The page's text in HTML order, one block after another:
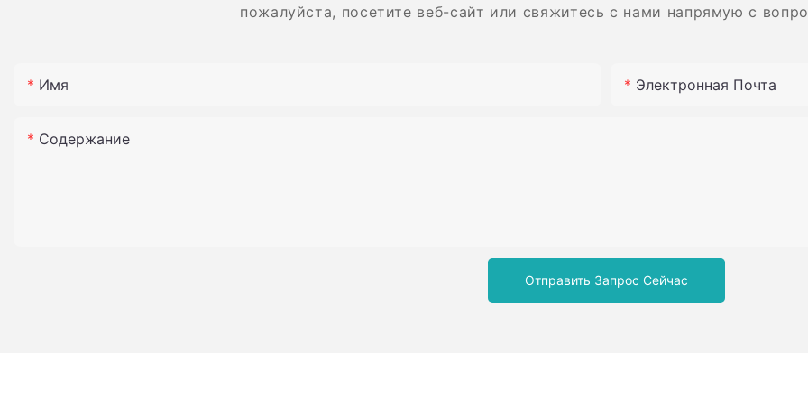
пожалуйста, посетите веб-сайт или свяжитесь с нами напрямую с
Имя Электронная Почта
Содержание
Отправить Запрос Сейчас